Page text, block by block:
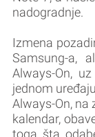
nadogradnje.
Izmena
Samsung-a,
Always-On,
jednom
Always-On, na
kalendar,
toga šta